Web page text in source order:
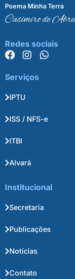
Poema Minha Terra
Casimiro de
Redes sociais
Serviços
IPTU
ISS / NFS-e
ITBI
Alvará
Institucional
Secretaria
Publicações
Notícias
Contato